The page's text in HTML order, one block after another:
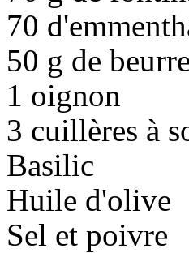
70
50 g de beurre
1 oignon
3 cuillères à
Basilic
Huile d'olive
Sel et poivre